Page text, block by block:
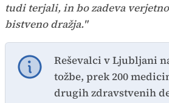
tudi terjali, in bo zadeva
bistveno dražja."
Reševalci v Ljubljani
tožbe, prek 200
drugih zdravstvenih